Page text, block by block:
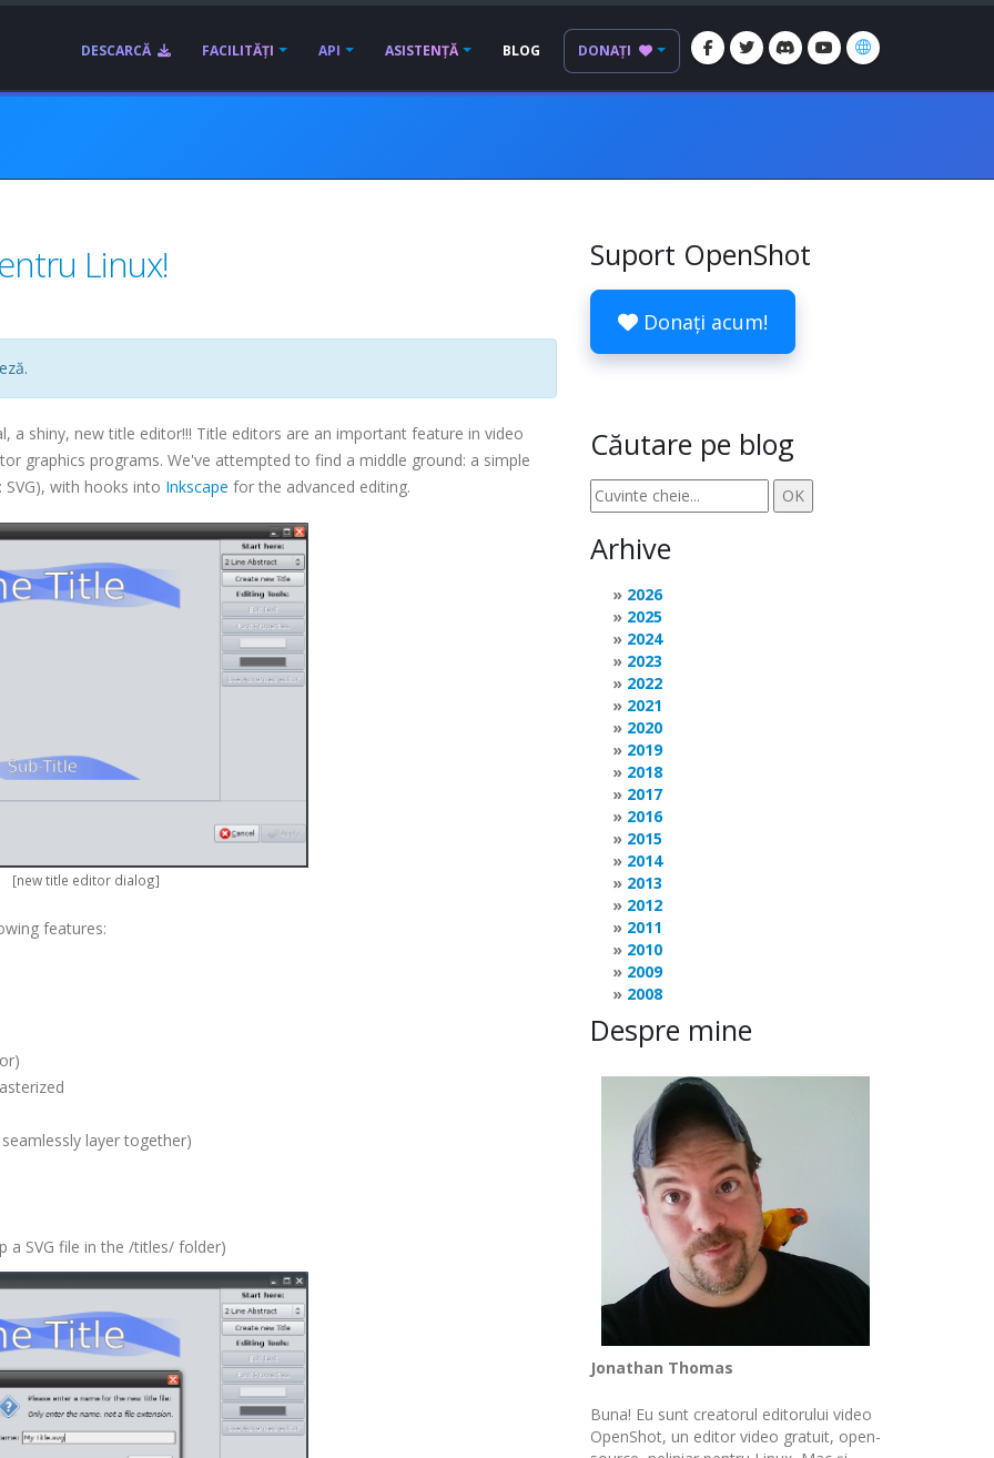
DESCARCĂ FACILITĂȚI API ASISTENȚĂ BLOG DONAȚI
Linux!
a shiny, new title editor!!! Title editors are an important feature in video
graphics programs. We've attempted to find a middle ground: a simple
with hooks into Inkscape for the advanced editing.
[new title editor dialog]
features:
layer together)
a SVG file in the /titles/ folder)
Suport OpenShot
Donați acum!
Căutare pe blog
Arhive
2026
2025
2024
2023
2022
2021
2020
2019
2018
2017
2016
2015
2014
2013
2012
2011
2010
2009
2008
Despre mine
Jonathan Thomas
Buna! Eu sunt creatorul editorului video
OpenShot, un editor video gratuit, open-